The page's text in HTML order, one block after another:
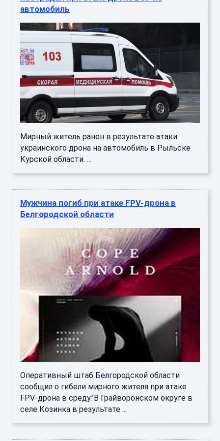
автомобиль
Мирный житель ранен в результате атаки
украинского дрона на автомобиль в Рыльске
Курской области. ...
Мужчина погиб при атаке FPV-дрона в
Белгородской области
Оперативный штаб Белгородской области
сообщил о гибели мирного жителя при атаке
FPV-дрона в среду."В Грайворонском округе в
селе Козинка в результате ...